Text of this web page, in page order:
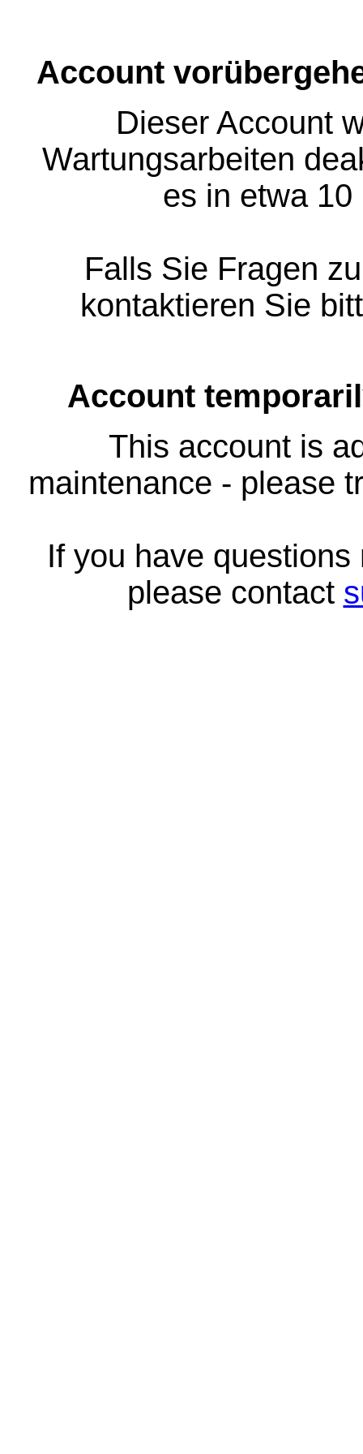
Account
Dieser Account
Wartungsarbeiten
es in etwa
Falls Sie Fragen
kontaktieren Sie
Account
This account is
maintenance - please
If you have
please contact